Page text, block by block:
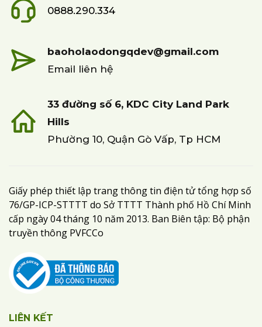
0888.290.334
baoholaodongqdev@gmail.com
Email liên hệ
33 đường số 6, KDC City Land Park
Hills
Phường 10, Quận Gò Vấp, Tp HCM
Giấy phép thiết lập trang thông tin điện tử tổng hợp số
76/GP-ICP-STTTT do Sở TTTT Thành phố Hồ Chí Minh
cấp ngày 04 tháng 10 năm 2013. Ban Biên tập: Bộ phận
truyền thông PVFCCo
LIÊN KẾT